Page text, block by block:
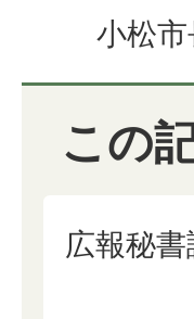
小松
この
広報秘